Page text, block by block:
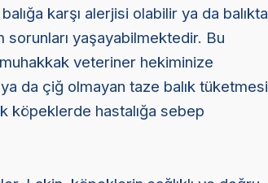
karşı alerjisi olabilir ya da balıkta
yaşayabilmektedir. Bu
veteriner hekiminize
da çiğ olmayan taze balık tüketmesi
köpeklerde hastalığa sebep